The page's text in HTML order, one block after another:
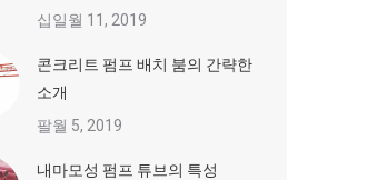
십일월 11, 2019
콘크리트 펌프 배치 붐의 간략한
소개
팔월 5, 2019
내마모성 펌프 튜브의 특성